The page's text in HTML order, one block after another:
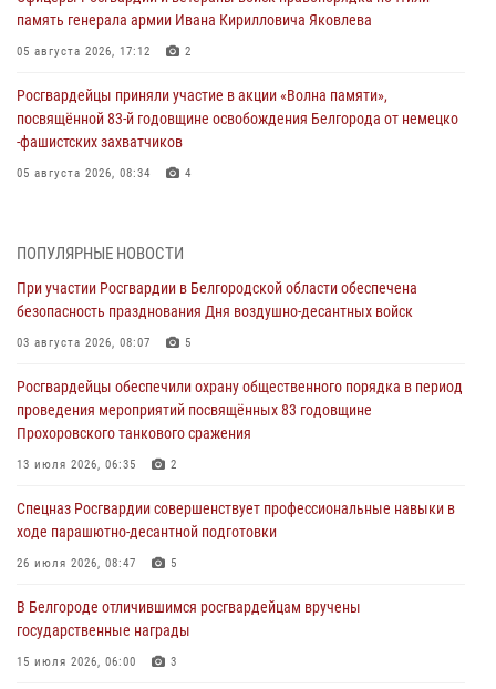
память генерала армии Ивана Кирилловича Яковлева
05 августа 2026, 17:12 2
Росгвардейцы приняли участие в акции «Волна памяти»,
посвящённой 83‑й годовщине освобождения Белгорода от немецко
‑фашистских захватчиков
05 августа 2026, 08:34 4
Росгвардейцы спасли раненого при атаке FPV-дрона ВСУ жителя
белгородского приграничья
За неделю белгородские росгвардейцы пресекли свыше 130
правонарушений
04 августа 2026, 06:03
Сотрудники Росгвардии задержали подозреваемую в краже
товаров из гипермаркета в Белгороде
03 августа 2026, 13:29
«Я расскажу вам о Герое»: история подполковника милиции в
отставке Виктора Хайрулика (видео)
03 августа 2026, 10:37
ПОПУЛЯРНЫЕ НОВОСТИ
При участии Росгвардии в Белгородской области обеспечена
безопасность празднования Дня воздушно-десантных войск
03 августа 2026, 08:07 5
Росгвардейцы обеспечили охрану общественного порядка в период
проведения мероприятий посвящённых 83 годовщине
Прохоровского танкового сражения
13 июля 2026, 06:35 2
Спецназ Росгвардии совершенствует профессиональные навыки в
ходе парашютно-десантной подготовки
26 июля 2026, 08:47 5
В Белгороде отличившимся росгвардейцам вручены
государственные награды
15 июля 2026, 06:00 3